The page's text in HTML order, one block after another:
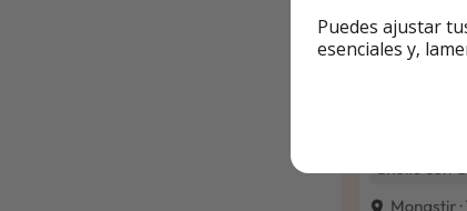
Puedes ajustar
esenciales y,